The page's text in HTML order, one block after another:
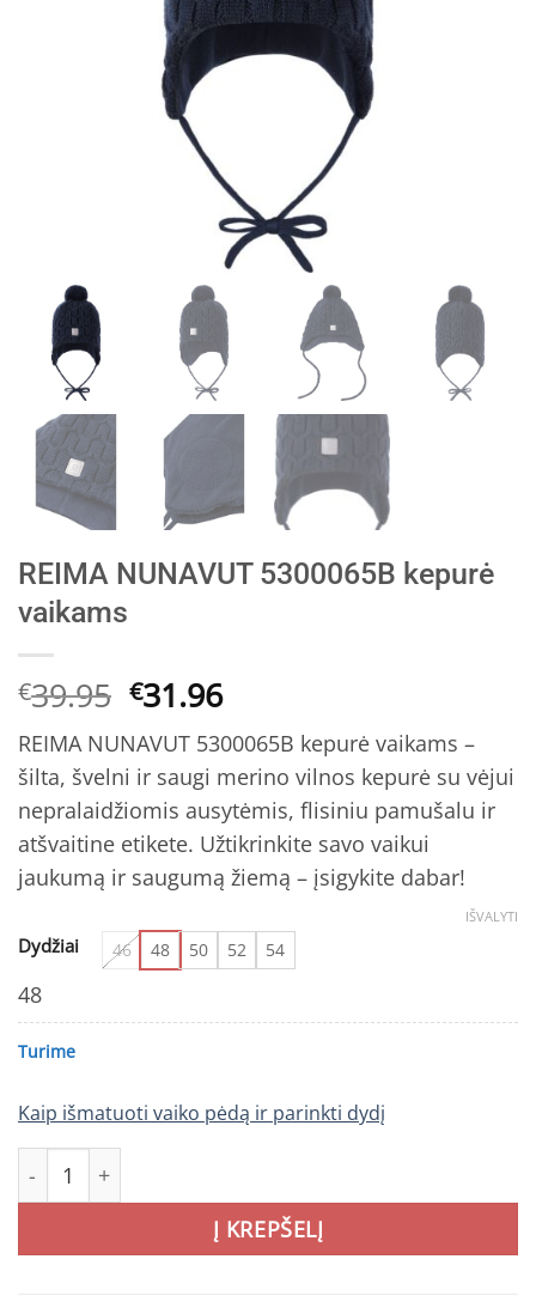
REIMA NUNAVUT 5300065B kepurė
vaikams
€39.95 Original
price
was:
€39.95.
€31.96Current
price
is:
€31.96.
REIMA NUNAVUT 5300065B kepurė vaikams –
šilta, švelni ir saugi merino vilnos kepurė su vėjui
nepralaidžiomis ausytėmis, flisiniu pamušalu ir
atšvaitine etikete. Užtikrinkite savo vaikui
jaukumą ir saugumą žiemą – įsigykite dabar!
Dydžiai 46 48 50 52 54
IŠVALYTI
48
Turime
Kaip išmatuoti vaiko pėdą ir parinkti dydį
produkto kiekis: REIMA NUNAVUT 5300065B kepurė
Į KREPŠELĮ